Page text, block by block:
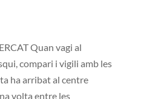
Quan vagi al
compari i vigili amb les
ha arribat al centre
volta entre les